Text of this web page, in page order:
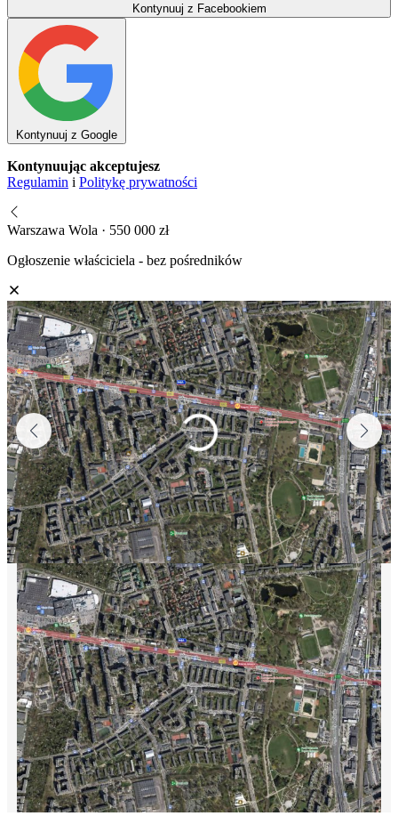
Kontynuuj z Facebookiem
Kontynuuj z Google
Kontynuując akceptujesz
Regulamin i Politykę prywatności
Warszawa Wola · 550 000 zł
Ogłoszenie właściciela - bez pośredników